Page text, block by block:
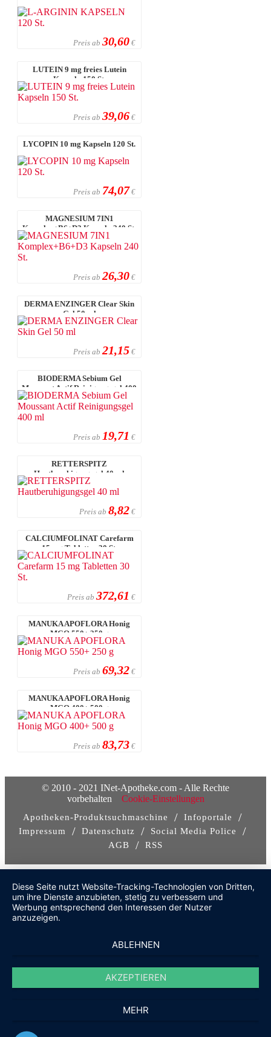
Preis ab 30,60 €
LUTEIN 9 mg freies Lutein
Kapseln 150 St.
Preis ab 39,06 €
LYCOPIN 10 mg Kapseln 120 St.
Preis ab 74,07 €
MAGNESIUM 7IN1
Komplex+B6+D3 Kapseln 240 St.
Preis ab 26,30 €
DERMA ENZINGER Clear Skin
Gel 50 ml
Preis ab 21,15 €
BIODERMA Sebium Gel
Moussant Actif Reinigungsgel 400
ml
Preis ab 19,71 €
RETTERSPITZ
Hautberuhigungsgel 40 ml
Preis ab 8,82 €
CALCIUMFOLINAT Carefarm
15 mg Tabletten 30 St.
Preis ab 372,61 €
MANUKA APOFLORA Honig
MGO 550+ 250 g
Preis ab 69,32 €
MANUKA APOFLORA Honig
MGO 400+ 500 g
Preis ab 83,73 €
© 2010 - 2021 INet-Apotheke.com - Alle Rechte
vorbehalten Cookie-Einstellungen
Apotheken-Produktsuchmaschine / Infoportale /
Impressum / Datenschutz / Social Media Police /
AGB / RSS
Diese Seite nutzt Website-Tracking-Technologien von Dritten,
um ihre Dienste anzubieten, stetig zu verbessern und
Werbung entsprechend den Interessen der Nutzer
anzuzeigen.
ABLEHNEN
AKZEPTIEREN
MEHR